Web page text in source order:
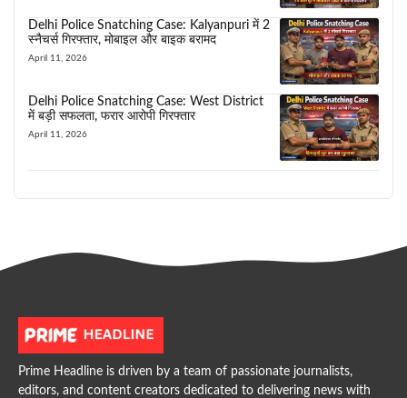
Delhi Police Snatching Case: Kalyanpuri में 2
स्नैचर्स गिरफ्तार, मोबाइल और बाइक बरामद
April 11, 2026
Delhi Police Snatching Case: West District
में बड़ी सफलता, फरार आरोपी गिरफ्तार
April 11, 2026
Prime Headline is driven by a team of passionate journalists,
editors, and content creators dedicated to delivering news with